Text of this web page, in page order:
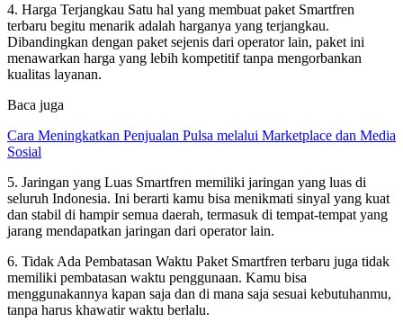
4. Harga Terjangkau Satu hal yang membuat paket Smartfren
terbaru begitu menarik adalah harganya yang terjangkau.
Dibandingkan dengan paket sejenis dari operator lain, paket ini
menawarkan harga yang lebih kompetitif tanpa mengorbankan
kualitas layanan.
Baca juga
Cara Meningkatkan Penjualan Pulsa melalui Marketplace dan Media
Sosial
5. Jaringan yang Luas Smartfren memiliki jaringan yang luas di
seluruh Indonesia. Ini berarti kamu bisa menikmati sinyal yang kuat
dan stabil di hampir semua daerah, termasuk di tempat-tempat yang
jarang mendapatkan jaringan dari operator lain.
6. Tidak Ada Pembatasan Waktu Paket Smartfren terbaru juga tidak
memiliki pembatasan waktu penggunaan. Kamu bisa
menggunakannya kapan saja dan di mana saja sesuai kebutuhanmu,
tanpa harus khawatir waktu berlalu.